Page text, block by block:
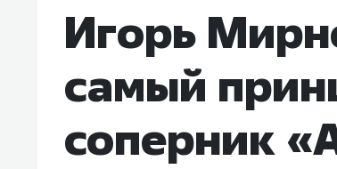
Игорь
самый
соперник